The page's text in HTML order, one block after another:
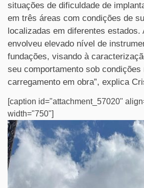
situações de dificuldade de
em três áreas com condições de
localizadas em diferentes estados.
envolveu elevado nível de
fundações, visando à
seu comportamento sob condições
carregamento em obra”, explica
[caption id="attachment_57020"
width="750"]